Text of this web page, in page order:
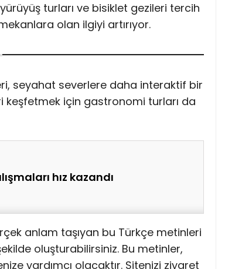
turları ve bisiklet gezileri tercih
olan ilgiyi artırıyor.
seyahat severlere daha interaktif bir
keşfetmek için gastronomi turları da
hız kazandı
anlam taşıyan bu Türkçe metinleri
oluşturabilirsiniz. Bu metinler,
yardımcı olacaktır. Sitenizi ziyaret